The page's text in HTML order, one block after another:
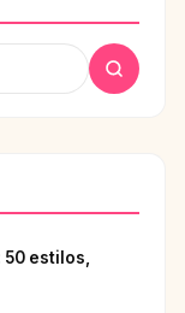
50 estilos,